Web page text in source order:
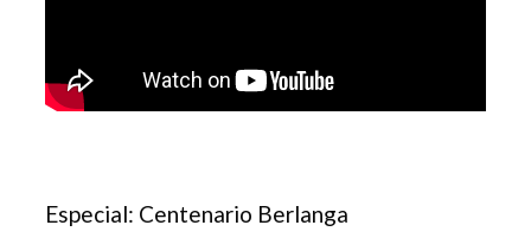
Especial: Centenario Berlanga